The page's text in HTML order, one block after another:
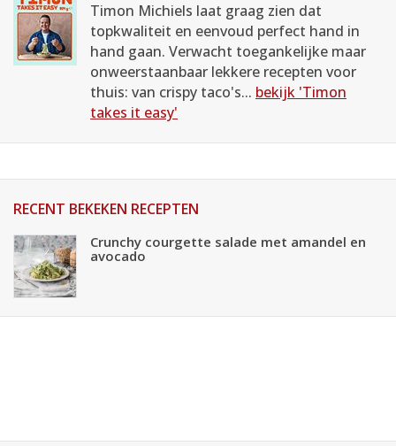
Timon Michiels laat graag zien dat
topkwaliteit en eenvoud perfect hand in
hand gaan. Verwacht toegankelijke maar
onweerstaanbaar lekkere recepten voor
thuis: van crispy taco's... bekijk 'Timon
takes it easy'
RECENT BEKEKEN RECEPTEN
Crunchy courgette salade met amandel en
avocado